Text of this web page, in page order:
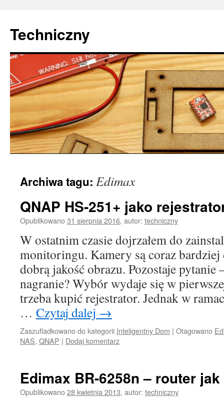
Techniczny
do
treści
Archiwa tagu: Edimax
QNAP HS-251+ jako
Opublikowano31 sierpnia 2016, autor: techniczny
W ostatnim czasie dojrzałem do
monitoringu. Kamery są coraz bardziej
dobrą jakość obrazu. Pozostaje pytanie
nagranie? Wybór wydaje się w
trzeba kupić rejestrator. Jednak w
… Czytaj dalej →
Zaszufladkowano do kategorii Inteligentny Dom | Otagowano
NAS, QNAP | Dodaj komentarz
Edimax BR-6258n – router jak
Opublikowano28 kwietnia 2013, autor: techniczny